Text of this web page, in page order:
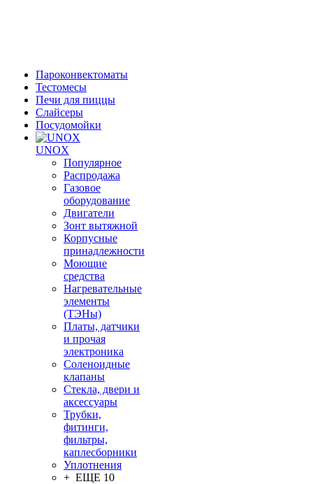
Пароконвектоматы
Тестомесы
Печи для пиццы
Слайсеры
Посудомойки
UNOX
Популярное
Распродажа
Газовое
оборудование
Двигатели
Зонт вытяжной
Корпусные
принадлежности
Моющие
средства
Нагревательные
элементы
(ТЭНы)
Платы, датчики
и прочая
электроника
Соленоидные
клапаны
Стекла, двери и
аксессуары
Трубки,
фитинги,
фильтры,
каплесборники
Уплотнения
+ ЕЩЕ 10